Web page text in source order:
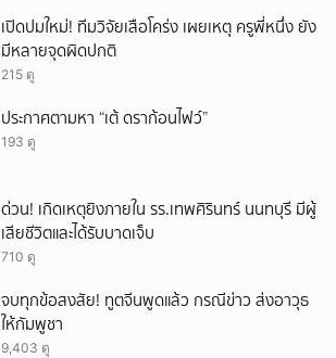
เปิดปมใหม่! ทีมวิจัยเสือโคร่ง เผยเหตุ ครูพี่หนึ่ง ยัง
มีหลายจุดผิดปกติ
215 ดู
ประกาศตามหา “เต้ ดราก้อนไฟว์”
193 ดู
ด่วน! เกิดเหตุยิงภายใน รร.เทพศิรินทร์ นนทบุรี มีผู้
เสียชีวิตและได้รับบาดเจ็บ
710 ดู
จบทุกข้อสงสัย! ทูตจีนพูดแล้ว กรณีข่าว ส่งอาวุธ
ให้กัมพูชา
9,403 ดู